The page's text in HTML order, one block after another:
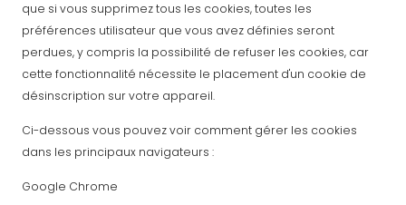
que si vous supprimez tous les cookies, toutes les
préférences utilisateur que vous avez définies seront
perdues, y compris la possibilité de refuser les cookies, car
cette fonctionnalité nécessite le placement d'un cookie de
désinscription sur votre appareil.
Ci-dessous vous pouvez voir comment gérer les cookies
dans les principaux navigateurs :
Google Chrome